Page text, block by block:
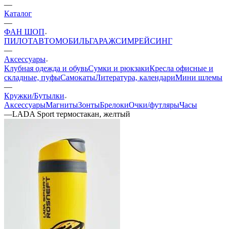
—
Каталог
—
ФАН ШОП
ПИЛОТАВТОМОБИЛЬГАРАЖСИМРЕЙСИНГ
—
Аксессуары
Клубная одежда и обувьСумки и рюкзакиКресла офисные и
складные, пуфыСамокатыЛитература, календариМини шлемы
—
Кружки/Бутылки
АксессуарыМагнитыЗонтыБрелокиОчки/футлярыЧасы
—LADA Sport термостакан, желтый